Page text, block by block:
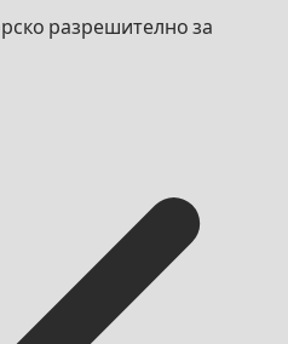
разрешително за